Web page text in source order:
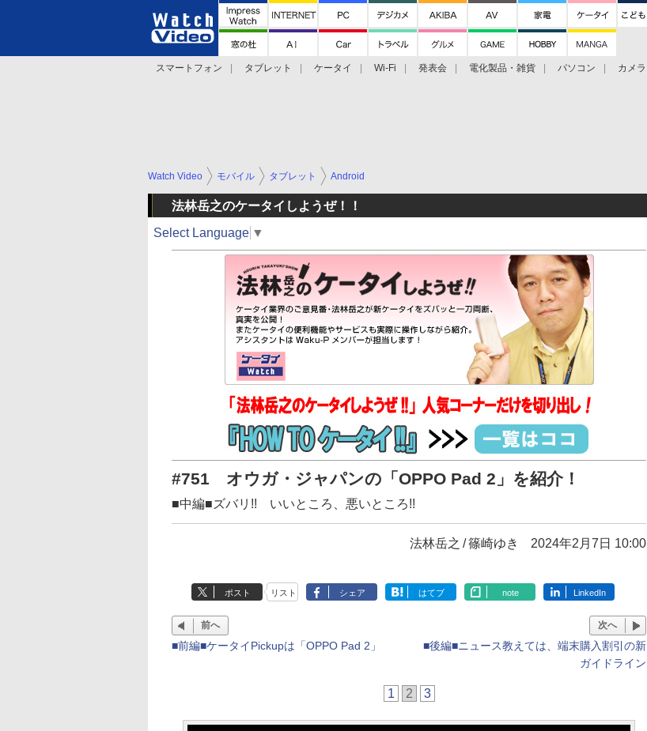
スマートフォン タブレット ケータイ Wi-Fi 発表会 電化製品・雑貨 パソコン カメラ
Watch Video モバイル タブレット Android
法林岳之のケータイしようぜ！！
Select Language ▼
#751 オウガ・ジャパンの「OPPO Pad 2」を紹介！
■中編■ズバリ!! いいところ、悪いところ!!
法林岳之 篠崎ゆき 2024年2月7日 10:00
ポスト リスト シェア はてブ note LinkedIn
前へ
■前編■ケータイPickupは「OPPO Pad 2」
次へ
■後編■ニュース教えては、端末購入割引の新
ガイドライン
1 2 3